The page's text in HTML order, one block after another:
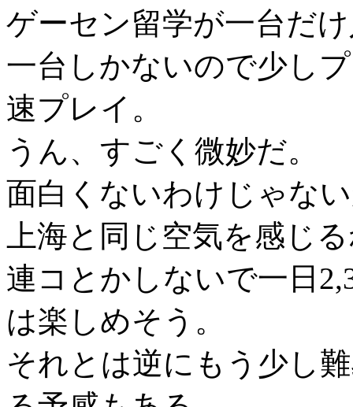
ゲーセン留学が一台だ
一台しかないので少し
速プレイ。
うん、すごく微妙だ。
面白くないわけじゃな
上海と同じ空気を感じ
連コとかしないで一日
は楽しめそう。
それとは逆にもう少し